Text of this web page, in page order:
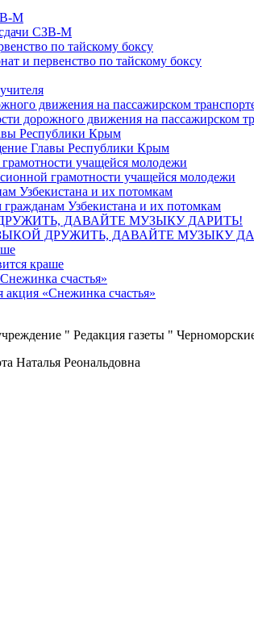
СЗВ-М
и первенство по тайскому боксу
дорожного движения на пассажирском
Главы Республики Крым
грамотности учащейся молодежи
Узбекистана и их потомкам
ДРУЖИТЬ, ДАВАЙТЕ МУЗЫКУ
краше
акция «Снежинка счастья»
" Редакция газеты "
Наталья Реональдовна